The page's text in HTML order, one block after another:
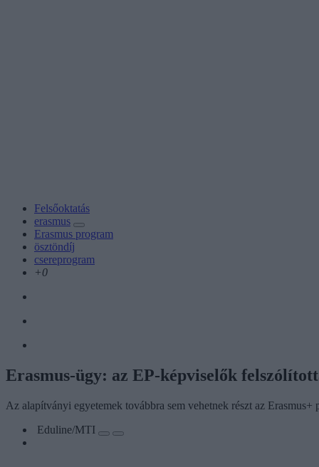
Felsőoktatás
erasmus
Erasmus program
ösztöndíj
csereprogram
+0
Erasmus-ügy: az EP-képviselők
Az alapítványi egyetemek továbbra sem vehetnek részt az Erasmus+
Eduline/MTI